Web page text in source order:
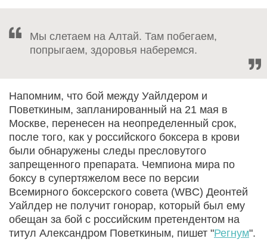
Мы слетаем на Алтай. Там побегаем,
попрыгаем, здоровья наберемся.
Напомним, что бой между Уайлдером и
Поветкиным, запланированный на 21 мая в
Москве, перенесен на неопределенный срок,
после того, как у российского боксера в крови
были обнаружены следы пресловутого
запрещенного препарата. Чемпиона мира по
бокcу в супертяжелом весе по версии
Всемирного боксерского совета (WBC) Деонтей
Уайлдер не получит гонорар, который был ему
обещан за бой с российским претендентом на
титул Александром Поветкиным, пишет "Регнум".